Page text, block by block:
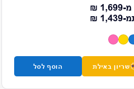
רגיל
מ-1,699 ₪
מ-מחיר רגיל
1,439 ₪
שריון באילת הוסף לסל